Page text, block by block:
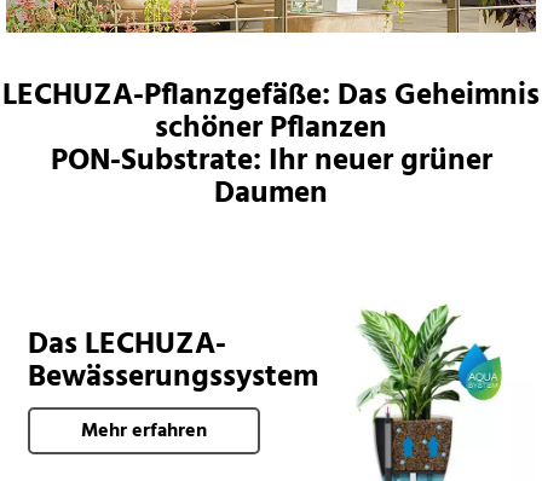
LECHUZA-Pflanzgefäße: Das Geheimnis
schöner Pflanzen
PON-Substrate: Ihr neuer grüner
Daumen
Das LECHUZA-
Bewässerungssystem
Mehr erfahren